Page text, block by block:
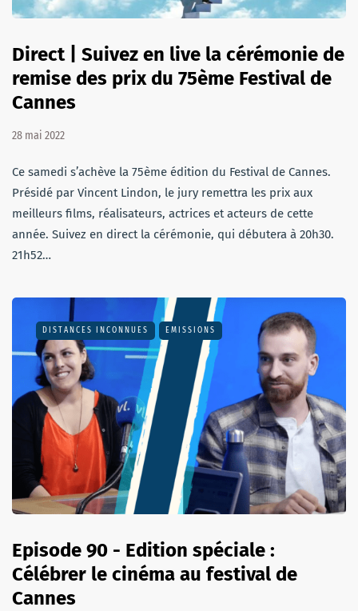
Direct | Suivez en live la cérémonie de
remise des prix du 75ème Festival de
Cannes
28 mai 2022
Ce samedi s’achève la 75ème édition du Festival de Cannes.
Présidé par Vincent Lindon, le jury remettra les prix aux
meilleurs films, réalisateurs, actrices et acteurs de cette
année. Suivez en direct la cérémonie, qui débutera à 20h30.
21h52…
DISTANCES INCONNUES EMISSIONS
Episode 90 - Edition spéciale :
Célébrer le cinéma au festival de
Cannes